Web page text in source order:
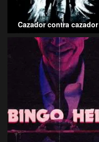
Cazador contra cazador